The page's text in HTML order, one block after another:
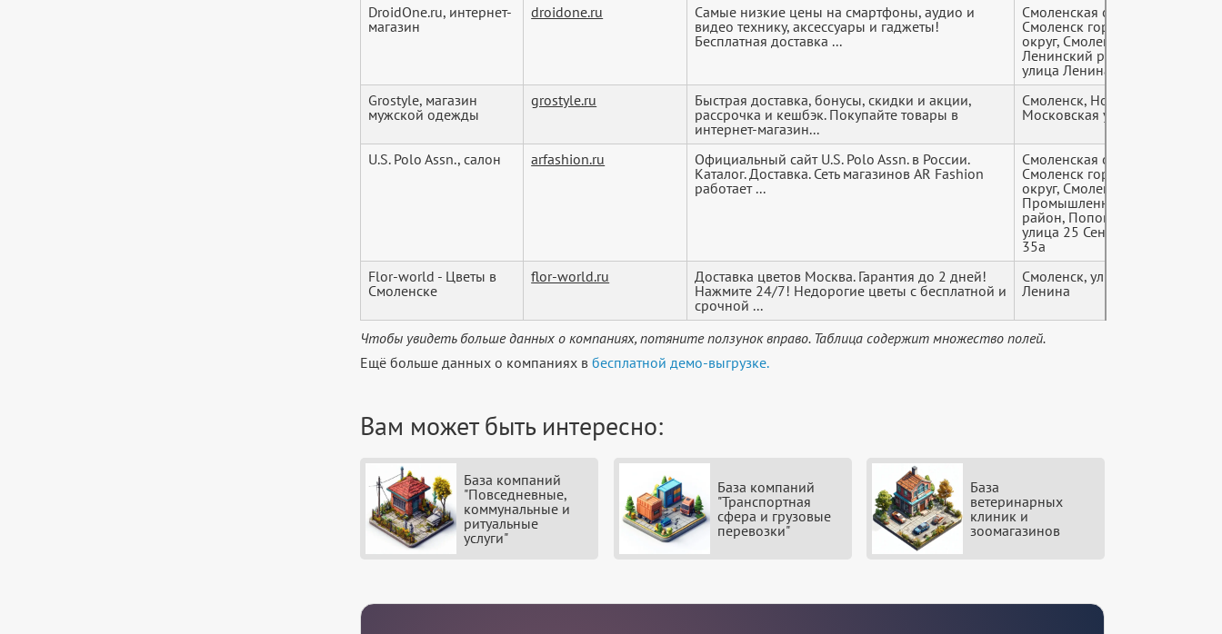
DroidOne.ru, интернет-
магазин
droidone.ru
Самые низкие цены на смартфоны, аудио и
видео технику, аксессуары и гаджеты!
Бесплатная доставка ...
Смоленская область,
Смоленск городской
округ, Смоленск,
Ленинский район,
улица Ленина, 8а
Grostyle, магазин
мужской одежды
grostyle.ru
Быстрая доставка, бонусы, скидки и акции,
рассрочка и кешбэк. Покупайте товары в
интернет-магазин...
Смоленск, Ново-
Московская ул., 2/8
U.S. Polo Assn., салон arfashion.ru
Официальный сайт U.S. Polo Assn. в России.
Каталог. Доставка. Сеть магазинов AR Fashion
работает ...
Смоленская область,
Смоленск городской
округ, Смоленск,
Промышленный
район, Поповка м-н,
улица 25 Сентября,
35а
Flor-world - Цветы в
Смоленске
flor-world.ru
Доставка цветов Москва. Гарантия до 2 дней!
Нажмите 24/7! Недорогие цветы с бесплатной и
срочной ...
Смоленск, улица
Ленина
Чтобы увидеть больше данных о компаниях, потяните ползунок вправо. Таблица содержит множество полей.
Ещё больше данных о компаниях вбесплатной демо-выгрузке.
Вам может быть интересно:
База компаний
"Повседневные,
коммунальные и
ритуальные
услуги"
База компаний
"Транспортная
сфера и грузовые
перевозки"
База
ветеринарных
клиник и
зоомагазинов